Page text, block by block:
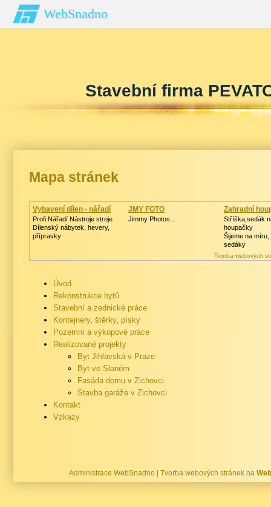
WebSnadno
Stavební firma
Mapa stránek
Vybavení dílen - nářadí
Profi Nářadí Nástroje stroje
Dílenský nábytek, hevery,
přípravky
JMY FOTO
Jimmy Photos...
Zahradní
Stříška,sedák
houpačky
Šijeme na
sedáky
Tvorba webových
Úvod
Rekonstrukce bytů
Stavební a zednické práce
Kontejnery‚ štěrky‚ písky
Pozemní a výkopové práce
Realizované projekty
Byt Jihlavská v Praze
Byt ve Slaném
Fasáda domu v Zichovci
Stavba garáže v Zichovci
Kontakt
Vzkazy
Administrace WebSnadno Tvorba webových stránek na